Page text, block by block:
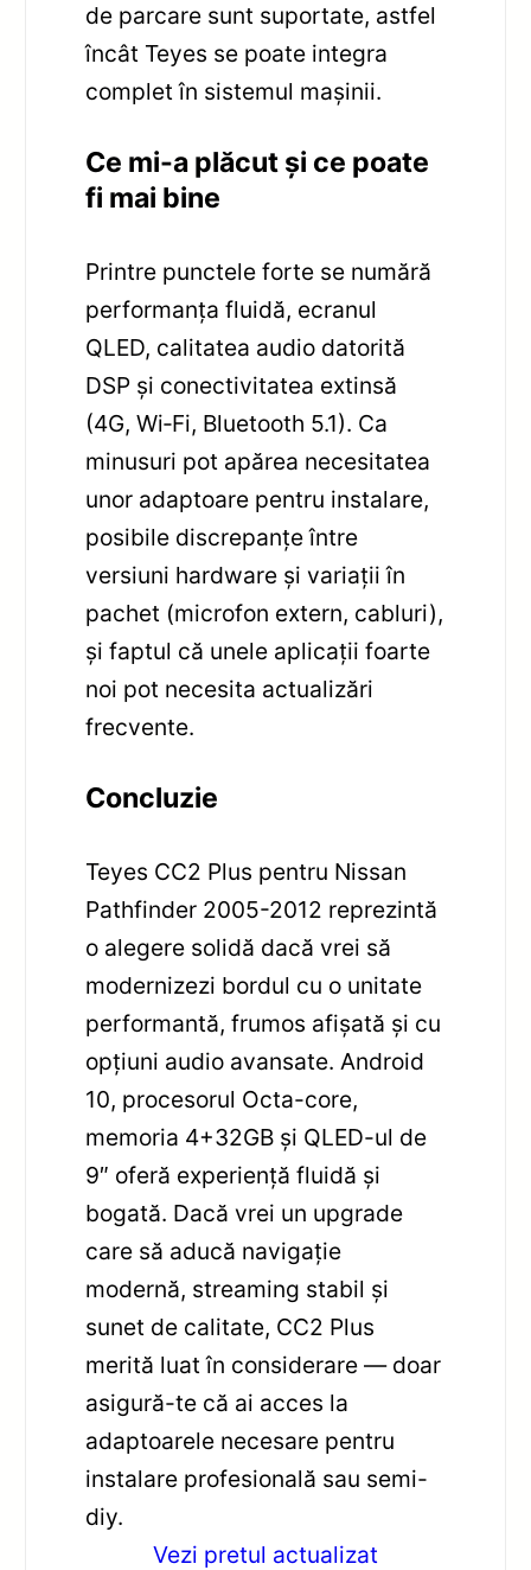
de parcare sunt suportate, astfel
încât Teyes se poate integra
complet în sistemul mașinii.
Ce mi-a plăcut și ce poate
fi mai bine
Printre punctele forte se numără
performanța fluidă, ecranul
QLED, calitatea audio datorită
DSP și conectivitatea extinsă
(4G, Wi‑Fi, Bluetooth 5.1). Ca
minusuri pot apărea necesitatea
unor adaptoare pentru instalare,
posibile discrepanțe între
versiuni hardware și variații în
pachet (microfon extern, cabluri),
și faptul că unele aplicații foarte
noi pot necesita actualizări
frecvente.
Concluzie
Teyes CC2 Plus pentru Nissan
Pathfinder 2005-2012 reprezintă
o alegere solidă dacă vrei să
modernizezi bordul cu o unitate
performantă, frumos afișată și cu
opțiuni audio avansate. Android
10, procesorul Octa-core,
memoria 4+32GB și QLED-ul de
9″ oferă experiență fluidă și
bogată. Dacă vrei un upgrade
care să aducă navigație
modernă, streaming stabil și
sunet de calitate, CC2 Plus
merită luat în considerare — doar
asigură-te că ai acces la
adaptoarele necesare pentru
instalare profesională sau semi-
diy.
Vezi pretul actualizat